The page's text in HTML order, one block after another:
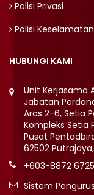
Polisi Privasi
Polisi Keselamatan
HUBUNGI KAMI
Unit Kerjasama
Jabatan
Aras 2-6, Setia
Kompleks Setia
Pusat
62502
+603-8872 6725
Sistem